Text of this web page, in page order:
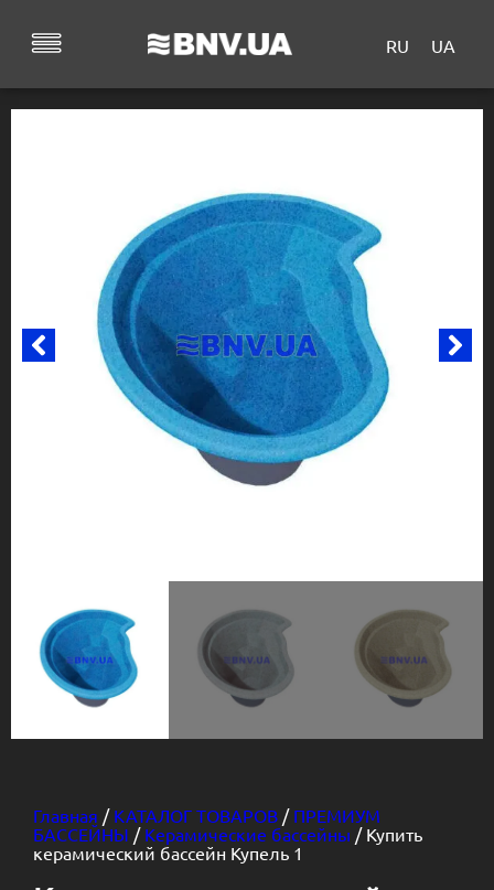
RU UA
Главная / КАТАЛОГ ТОВАРОВ / ПРЕМИУМ
БАССЕЙНЫ / Керамические бассейны / Купить
керамический бассейн Купель 1